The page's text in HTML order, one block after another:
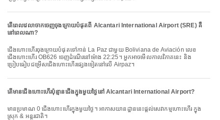
តើពេលវេលាចាកចេញចុងក្រោយបំផុតពី Alcantari International Airport (SRE) គឺ
នៅពេលណា?
ជើងហោះហើរចុងក្រោយបំផុតទៅកាន់ La Paz ជាមួយ Boliviana de Aviación លេខ
ជើងហោះហើរ OB626 ចេញដំណើរនៅម៉ោង 22:25។ អ្នកអាចមើលកាលវិភាគនេះ និង
ប្រៀបធៀបជម្រើសជើងហោះហើរផ្សេងទៀតនៅលើ Airpaz។
តើមានជើងហោះហើរប៉ុន្មានជើងក្នុងមួយថ្ងៃនៅ Alcantari International Airport?
មានប្រមាណ 0 ជើងហោះហើរក្នុងមួយថ្ងៃ។ អាកាសយានដ្ឋាននេះផ្តល់សេវាកម្មហោះហើរ ក្នុង
ស្រុក & អន្តរជាតិ។